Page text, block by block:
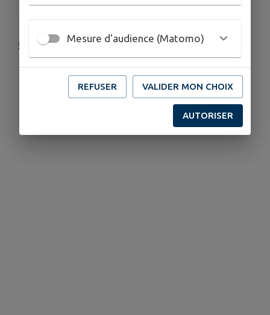
À 17h00
Concert choralMesure d'audience (Matomo)
REFUSER VALIDER MON CHOIX
AUTORISER